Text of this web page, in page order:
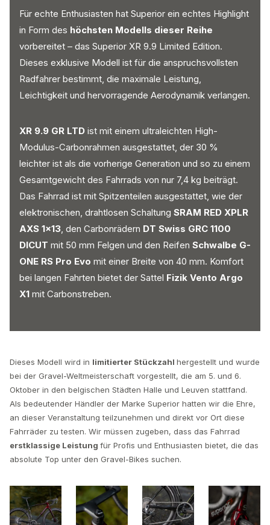
Für echte Enthusiasten hat Superior ein echtes Highlight
in Form des höchsten Modells dieser Reihe
vorbereitet – das Superior XR 9.9 Limited Edition.
Dieses exklusive Modell ist für die anspruchsvollsten
Radfahrer bestimmt, die maximale Leistung,
Leichtigkeit und hervorragende Aerodynamik verlangen.
XR 9.9 GR LTD ist mit einem ultraleichten High-
Modulus-Carbonrahmen ausgestattet, der 30 %
leichter ist als die vorherige Generation und so zu einem
Gesamtgewicht des Fahrrads von nur 7,4 kg beiträgt.
Das Fahrrad ist mit Spitzenteilen ausgestattet, wie der
elektronischen, drahtlosen Schaltung SRAM RED XPLR
AXS 1x13 , den Carbonrädern DT Swiss GRC 1100
DICUT mit 50 mm Felgen und den Reifen Schwalbe G-
ONE RS Pro Evo mit einer Breite von 40 mm. Komfort
bei langen Fahrten bietet der Sattel Fizik Vento Argo
X1 mit Carbonstreben.
Dieses Modell wird in limitierter Stückzahl hergestellt und wurde
bei der Gravel-Weltmeisterschaft vorgestellt, die am 5. und 6.
Oktober in den belgischen Städten Halle und Leuven stattfand.
Als bedeutender Händler der Marke Superior hatten wir die Ehre,
an dieser Veranstaltung teilzunehmen und direkt vor Ort diese
Fahrräder zu testen. Wir müssen zugeben, dass das Fahrrad
erstklassige Leistung für Profis und Enthusiasten bietet, die das
absolute Top unter den Gravel-Bikes suchen.